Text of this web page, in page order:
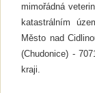
mimořádná
katastrálním
Město nad
(Chudonice) -
kraji.